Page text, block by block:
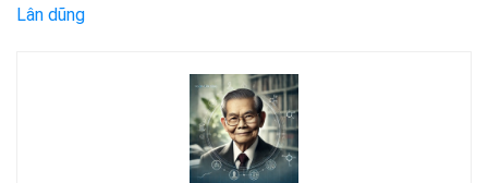
Lân dũng